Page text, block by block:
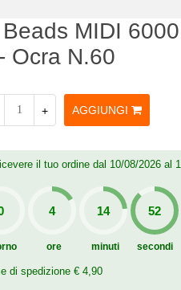
MIDI 6000
Ocra N.60
+ AGGIUNGI
il tuo ordine dal 10/08/2026 al
ore minuti secondi
di spedizione € 4,90